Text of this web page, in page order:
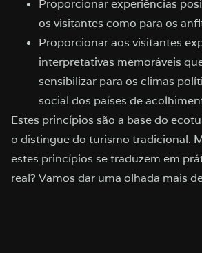
Proporcionar experiências
os visitantes como para os
Proporcionar aos visitantes
interpretativas memoráveis
sensibilizar para os climas
social dos países de
Estes princípios são a base do
o distingue do turismo tradicional.
estes princípios se traduzem em
real? Vamos dar uma olhada mais